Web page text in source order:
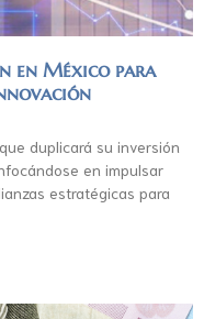
en México para
duplicará su inversión
en impulsar
estratégicas para